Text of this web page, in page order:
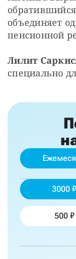
объединяет
пенсионной
Лилит
специально
3000
500